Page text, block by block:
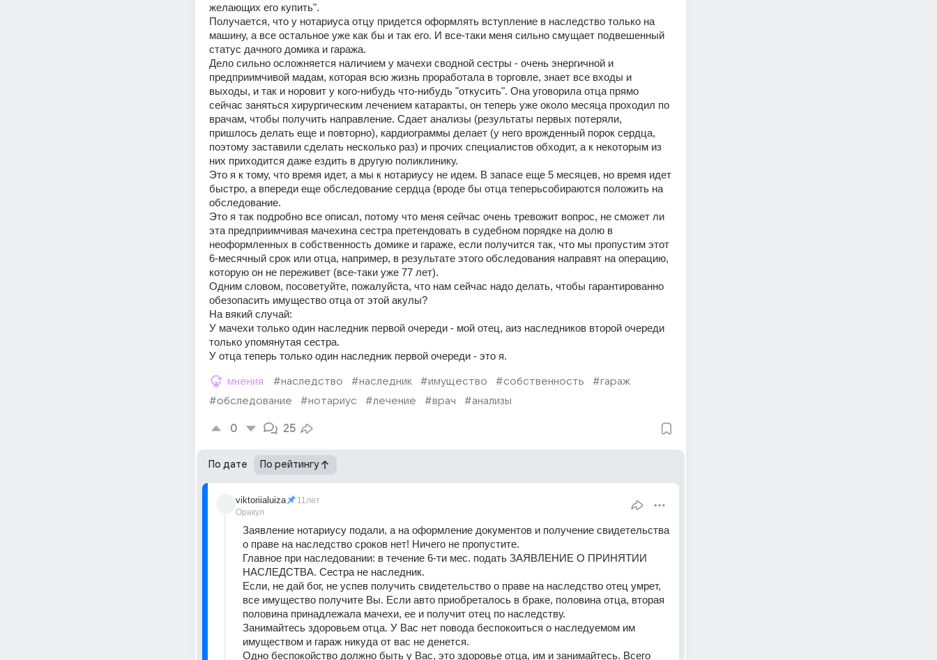
желающих его купить".
Получается, что у нотариуса отцу придется оформлять вступление в наследство только на
машину, а все остальное уже как бы и так его. И все-таки меня сильно смущает подвешенный
статус дачного домика и гаража.
Дело сильно осложняется наличием у мачехи сводной сестры - очень энергичной и
предприимчивой мадам, которая всю жизнь проработала в торговле, знает все входы и
выходы, и так и норовит у кого-нибудь что-нибудь "откусить". Она уговорила отца прямо
сейчас заняться хирургическим лечением катаракты, он теперь уже около месяца проходил по
врачам, чтобы получить направление. Сдает анализы (результаты первых потеряли,
пришлось делать еще и повторно), кардиограммы делает (у него врожденный порок сердца,
поэтому заставили сделать несколько раз) и прочих специалистов обходит, а к некоторым из
них приходится даже ездить в другую поликлинику.
Это я к тому, что время идет, а мы к нотариусу не идем. В запасе еще 5 месяцев, но время идет
быстро, а впереди еще обследование сердца (вроде бы отца теперьсобираются положить на
обследование.
Это я так подробно все описал, потому что меня сейчас очень тревожит вопрос, не сможет ли
эта предприимчивая мачехина сестра претендовать в судебном порядке на долю в
неоформленных в собственность домике и гараже, если получится так, что мы пропустим этот
6-месячный срок или отца, например, в результате этого обследования направят на операцию,
которую он не переживет (все-таки уже 77 лет).
Одним словом, посоветуйте, пожалуйста, что нам сейчас надо делать, чтобы гарантированно
обезопасить имущество отца от этой акулы?
На вякий случай:
У мачехи только один наследник первой очереди - мой отец, аиз наследников второй очереди
только упомянутая сестра.
У отца теперь только один наследник первой очереди - это я.
мнения #наследство #наследник #имущество #собственность
#гараж
#обследование
#нотариус #лечение #врач #анализы
0 25
По дате По рейтингу
viktoriialuiza
Оракул
11лет
Заявление нотариусу подали, а на оформление документов и получение свидетельства
о праве на наследство сроков нет! Ничего не пропустите.
Главное при наследовании: в течение 6-ти мес. подать ЗАЯВЛЕНИЕ О ПРИНЯТИИ
НАСЛЕДСТВА. Сестра не наследник.
Если, не дай бог, не успев получить свидетельство о праве на наследство отец умрет,
все имущество получите Вы. Если авто приобреталось в браке, половина отца, вторая
половина принадлежала мачехи, ее и получит отец по наследству.
Занимайтесь здоровьем отца. У Вас нет повода беспокоиться о наследуемом им
имуществом и гараж никуда от вас не денется.
Одно беспокойство должно быть у Вас, это здоровье отца, им и занимайтесь. Всего